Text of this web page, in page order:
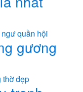
gương